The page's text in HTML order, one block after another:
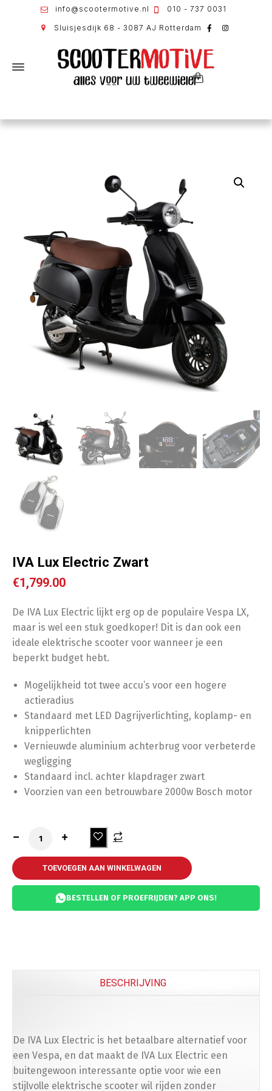
info@scootermotive.nl 010 - 737 0031
Sluisjesdijk 68 - 3087 AJ Rotterdam
IVA Lux Electric Zwart
€1,799.00
De IVA Lux Electric lijkt erg op de populaire Vespa LX,
maar is wel een stuk goedkoper! Dit is dan ook een
ideale elektrische scooter voor wanneer je een
beperkt budget hebt.
Mogelijkheid tot twee accu’s voor een hogere
actieradius
Standaard met LED Dagrijverlichting, koplamp- en
knipperlichten
Vernieuwde aluminium achterbrug voor verbeterde
wegligging
Standaard incl. achter klapdrager zwart
Voorzien van een betrouwbare 2000w Bosch motor
TOEVOEGEN AAN WINKELWAGEN
BESTELLEN OF PROEFRIJDEN? APP ONS!
BESCHRIJVING
De IVA Lux Electric is het betaalbare alternatief voor
een Vespa, en dat maakt de IVA Lux Electric een
buitengewoon interessante optie voor wie een
stijlvolle elektrische scooter wil rijden zonder